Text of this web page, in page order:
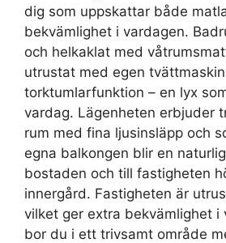
dig som uppskattar både
bekvämlighet i vardagen.
och helkaklat med
utrustat med egen
torktumlarfunktion – en lyx
vardag. Lägenheten erbjuder
rum med fina ljusinsläpp och
egna balkongen blir en
bostaden och till fastigheten
innergård. Fastigheten är
vilket ger extra bekvämlighet i
bor du i ett trivsamt område